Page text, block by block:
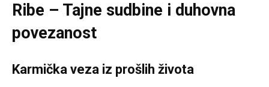
Ribe – Tajne sudbine i duhovna
povezanost
Karmička veza iz prošlih života